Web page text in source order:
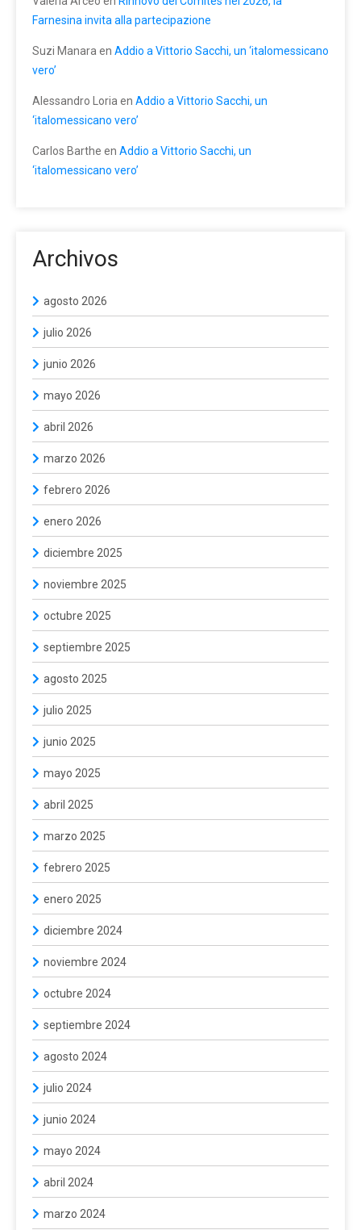
Farnesina invita alla partecipazione
Suzi Manara en Addio a Vittorio Sacchi, un ‘italomessicano
vero’
Alessandro Loria en Addio a Vittorio Sacchi, un
‘italomessicano vero’
Carlos Barthe en Addio a Vittorio Sacchi, un
‘italomessicano vero’
Archivos
agosto 2026
julio 2026
junio 2026
mayo 2026
abril 2026
marzo 2026
febrero 2026
enero 2026
diciembre 2025
noviembre 2025
octubre 2025
septiembre 2025
agosto 2025
julio 2025
junio 2025
mayo 2025
abril 2025
marzo 2025
febrero 2025
enero 2025
diciembre 2024
noviembre 2024
octubre 2024
septiembre 2024
agosto 2024
julio 2024
junio 2024
mayo 2024
abril 2024
marzo 2024